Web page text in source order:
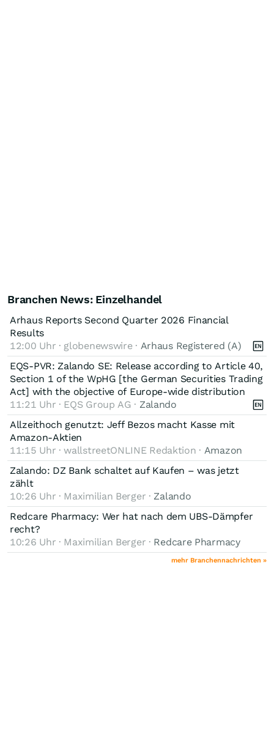
Branchen News: Einzelhandel
Arhaus Reports Second Quarter 2026 Financial
Results
12:00 Uhr · globenewswire · Arhaus Registered (A)
EQS-PVR: Zalando SE: Release according to Article 40,
Section 1 of the WpHG [the German Securities Trading
Act] with the objective of Europe-wide distribution
11:21 Uhr · EQS Group AG · Zalando
Allzeithoch genutzt: Jeff Bezos macht Kasse mit
Amazon-Aktien
11:15 Uhr · wallstreetONLINE Redaktion · Amazon
Zalando: DZ Bank schaltet auf Kaufen – was jetzt
zählt
10:26 Uhr · Maximilian Berger · Zalando
Redcare Pharmacy: Wer hat nach dem UBS-Dämpfer
recht?
10:26 Uhr · Maximilian Berger · Redcare Pharmacy
mehr Branchennachrichten »